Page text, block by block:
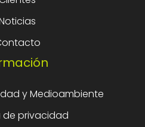
y Medioambiente
de privacidad